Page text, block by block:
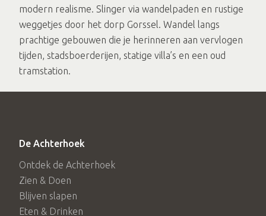
modern realisme. Slinger via wandelpaden en rustige
weggetjes door het dorp Gorssel. Wandel langs
prachtige gebouwen die je herinneren aan vervlogen
tijden, stadsboerderijen, statige villa’s en een oud
tramstation.
De Achterhoek
Ontdek de Achterhoek
Zien & Doen
Blijven slapen
Eten & Drinken